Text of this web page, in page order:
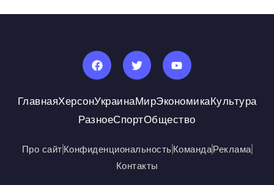
ГлавнаяХерсонУкраинаМирЭкономикаКультура
РазноеСпортОбщество
Про сайтКонфиденциональностьКомандаРеклама
Контакты